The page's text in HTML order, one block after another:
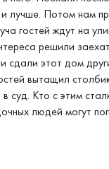
и лучше. Потом нам
гостей ждут на
решили
сдали этот дом
вытащил
Кто с этим
людей могут